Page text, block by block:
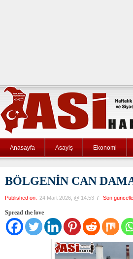
Anasayfa Asayiş Ekonomi
BÖLGENİN CAN
Published on: 24 Mart 2026, @ 14:53 / Son
Spread the love